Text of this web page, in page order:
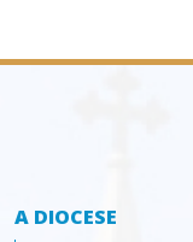
A DIOCESE